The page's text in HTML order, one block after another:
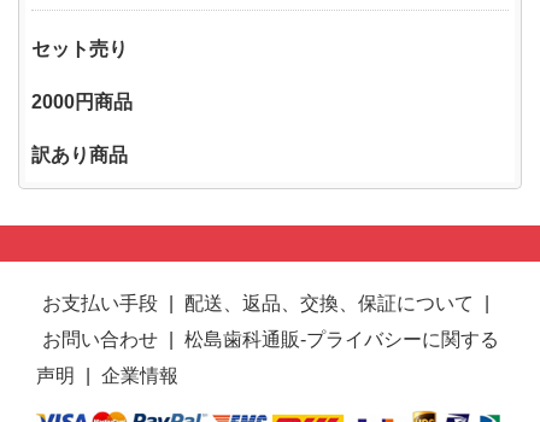
セット売り
2000円商品
訳あり商品
お支払い手段 配送、返品、交換、保証について
お問い合わせ
松島歯科通販-プライバシーに関する
声明
企業情報